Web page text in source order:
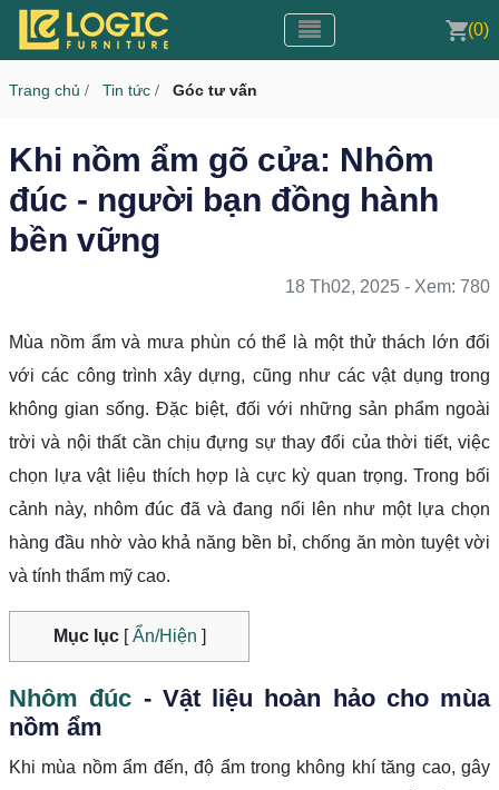
Toggle navigation
CMS v3.0 Toggle navigation(0)
Trang chủ / Tin tức / Góc tư vấn
Khi nồm ẩm gõ cửa: Nhôm
đúc - người bạn đồng hành
bền vững
18 Th02, 2025 - Xem: 780
Mùa nồm ẩm và mưa phùn có thể là một thử thách lớn đối
với các công trình xây dựng, cũng như các vật dụng trong
không gian sống. Đặc biệt, đối với những sản phẩm ngoài
trời và nội thất cần chịu đựng sự thay đổi của thời tiết, việc
chọn lựa vật liệu thích hợp là cực kỳ quan trọng. Trong bối
cảnh này, nhôm đúc đã và đang nổi lên như một lựa chọn
hàng đầu nhờ vào khả năng bền bỉ, chống ăn mòn tuyệt vời
và tính thẩm mỹ cao.
Mục lục[Ẩn/Hiện ]
Nhôm đúc - Vật liệu hoàn hảo cho mùa
nồm ẩm
Khi mùa nồm ẩm đến, độ ẩm trong không khí tăng cao, gây